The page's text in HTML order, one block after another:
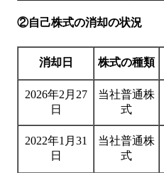
②自己株式の消却の状況
消却日 株式の種類
2026年2月27
日
当社普通株
式
2022年1月31
日
当社普通株
式